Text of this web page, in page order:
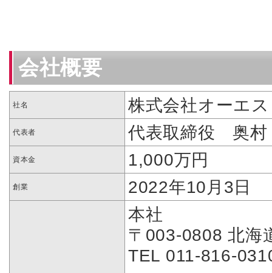
会社概要
社名 株式会社オーエ
代表者 代表取締役 奥村
資本金 1,000万円
創業 2022年10月3日
本社
〒003-0808 北海
TEL 011-816-